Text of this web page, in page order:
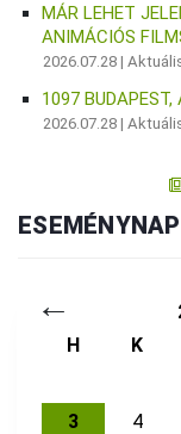
MÁR LEHET
ANIMÁCIÓS
2026.07.28 |
1097
2026.07.28 |
←
H K
3
4